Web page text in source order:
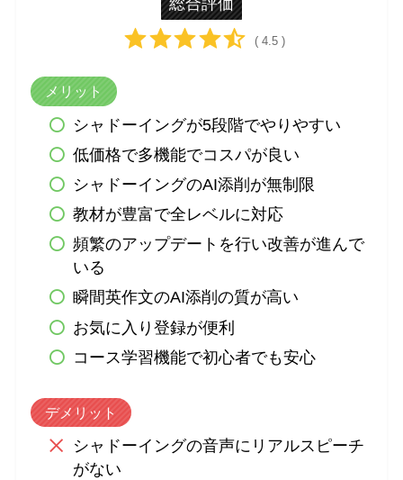
総合評価
( 4.5 )
メリット
シャドーイングが5段階でやりやすい
低価格で多機能でコスパが良い
シャドーイングのAI添削が無制限
教材が豊富で全レベルに対応
頻繁のアップデートを行い改善が進んで
いる
瞬間英作文のAI添削の質が高い
お気に入り登録が便利
コース学習機能で初心者でも安心
デメリット
シャドーイングの音声にリアルスピーチ
がない